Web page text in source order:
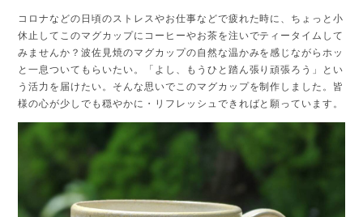
コロナなどの日頃のストレスやお仕事などで疲れた時に、ちょっと小
休止してこのマグカップにコーヒーやお茶を注いでティータイムして
みませんか？波佐見焼のマグカップの自然な温かみを感じながらホッ
と一息ついてもらいたい。「よし、もうひと踏ん張り頑張ろう」とい
う活力を届けたい。そんな思いでこのマグカップを制作しました。皆
様の心が少しでも穏やかに・リフレッシュできればと願っています。